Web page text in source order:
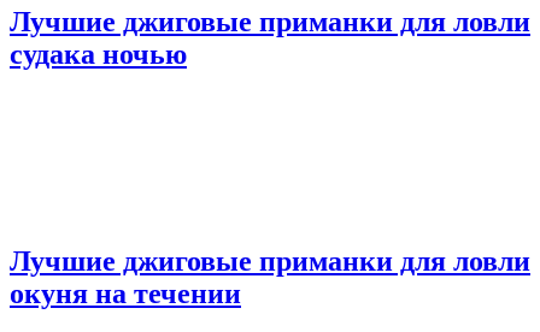
Лучшие джиговые приманки для ловли
судака ночью
Лучшие джиговые приманки для ловли
окуня на течении